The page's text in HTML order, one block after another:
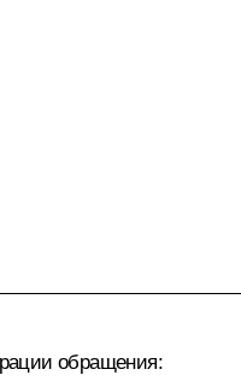
обращения: